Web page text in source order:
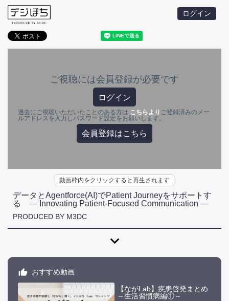
ログイン
ご視聴には会員登録が必要です
ログイン
過去にご視聴いただいたことのある方は こちらより ご登録済みのメー
ルアドレスを入力しパスワード設定をお願いします。
会員登録はこちら
動画枠内をクリックすると再生されます
データとAgentforce(AI)でPatient Journeyをサポートす
る ― Innovating Patient-Focused Communication ―
PRODUCED BY M3DC
expand_more
おすすめ動画
【ながLab】疾患啓発まとめ
～生活習慣病編①～